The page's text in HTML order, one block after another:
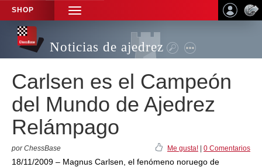
SHOP
TOGGLE
NAVIGATION
Noticias de ajedrez
Carlsen es el Campeón
del Mundo de Ajedrez
Relámpago
por ChessBase Me gusta! 0 Comentarios
18/11/2009 – Magnus Carlsen, el fenómeno noruego de